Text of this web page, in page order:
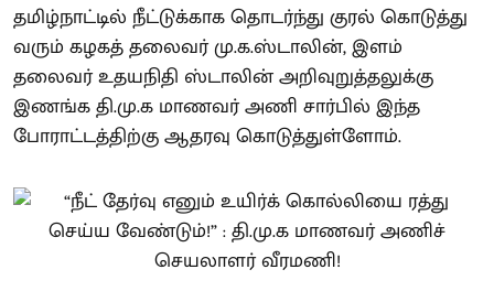
தமிழ்நாட்டில் நீட்டுக்காக தொடர்ந்து குரல் கொடுத்து
வரும் கழகத் தலைவர் மு.க.ஸ்டாலின், இளம்
தலைவர் உதயநிதி ஸ்டாலின் அறிவுறுத்தலுக்கு
இணங்க தி.மு.க மாணவர் அணி சார்பில் இந்த
போராட்டத்திற்கு ஆதரவு கொடுத்துள்ளோம்.